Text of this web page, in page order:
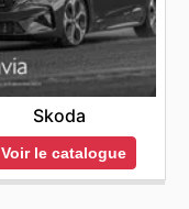
Skoda
Voir le catalogue